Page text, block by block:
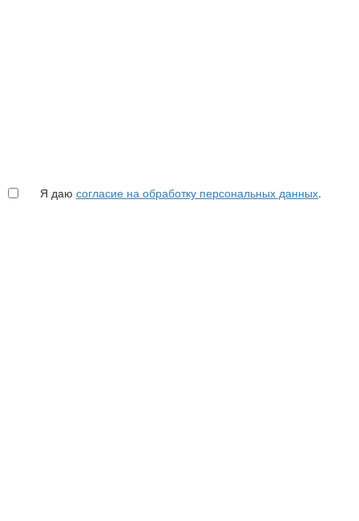
Я даю согласие на обработку персональных данных.